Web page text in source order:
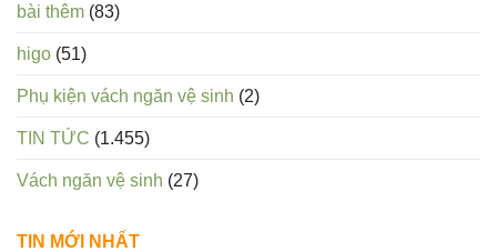
bài thêm (83)
higo (51)
Phụ kiện vách ngăn vệ sinh (2)
TIN TỨC (1.455)
Vách ngăn vệ sinh (27)
TIN MỚI NHẤT